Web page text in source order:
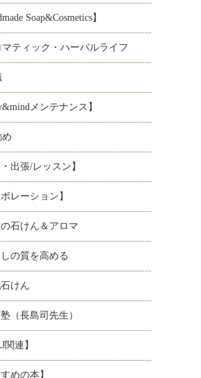
Soap&Cosmetics】
ティック・ハーバルライフ
メンテナンス】
・出張/レッスン】
ボレーション】
石けん＆アロマ
の質を高める
けん
（長島司先生）
関連】
めの本】